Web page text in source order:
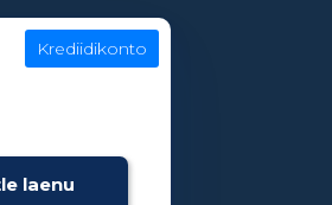
laenu
Krediidikonto